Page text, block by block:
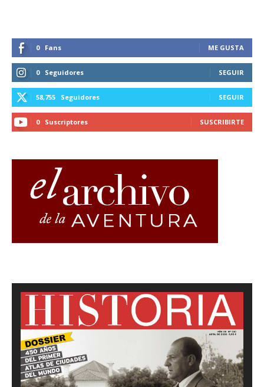
0 Fans ME GUSTA
0 Seguidores SEGUIR
58,755 Seguidores SEGUIR
0 Suscriptores SUSCRIBIRTE